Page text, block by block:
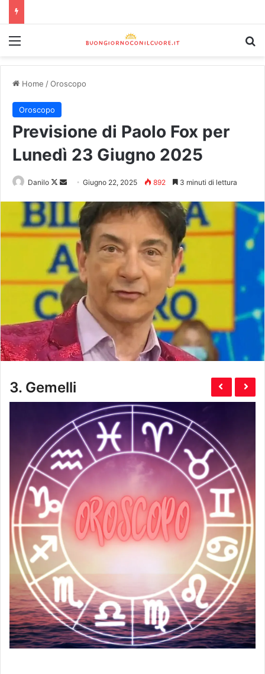
Home /Oroscopo
Oroscopo
Previsione di Paolo Fox per
Lunedì 23 Giugno 2025
Danilo Giugno 22, 2025 892 3 minuti di lettura
3. Gemelli